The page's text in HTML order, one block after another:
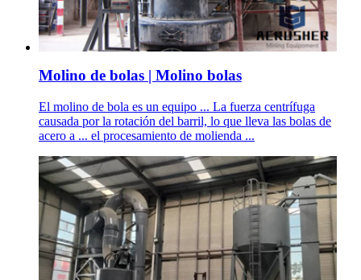
Molino de bolas | Molino bolas
El molino de bola es un equipo ... La fuerza centrífuga
causada por la rotación del barril, lo que lleva las bolas de
acero a ... el procesamiento de molienda ...